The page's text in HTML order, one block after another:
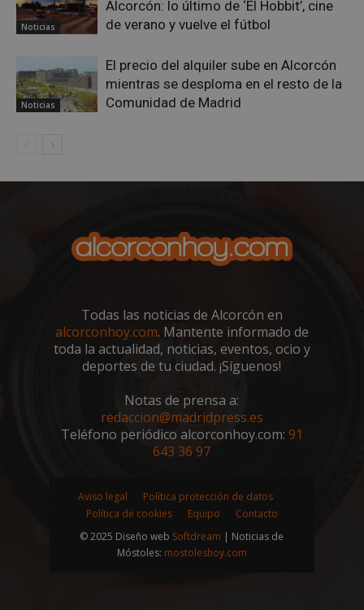
Noticias
Alcorcón: lo último de ‘El Hobbit’, cine
de verano y vuelve el fútbol
Noticias
El precio del alquiler sube en Alcorcón
mientras se desploma en el resto de la
Comunidad de Madrid
Todas las noticias de Alcorcón en
alcorconhoy.com. Mantente informado de
toda la actualidad, noticias, eventos, ocio y
deportes de tu ciudad. ¡Síguenos!
Notas de prensa a:
redaccion@madridpress.es
Teléfono periódico alcorconhoy.com: 91
643 36 97
Aviso legal
Política protección de datos
Política de cookies
Equipo
Contacto
© 2025 Diseño web Softdream | Noticias de
Móstoles: mostoleshoy.com
.youtube.com
semanas
sp_t
Spotify Inc.
.spotify.com
.twitter.com